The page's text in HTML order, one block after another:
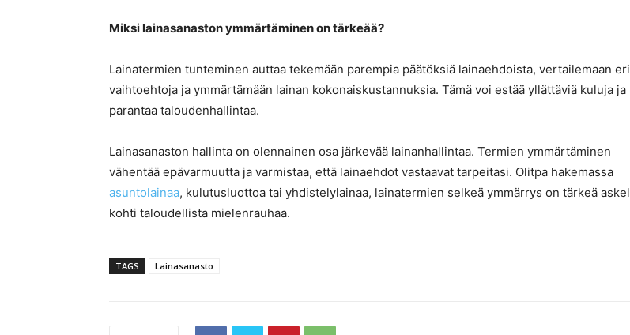
Miksi lainasanaston ymmärtäminen on tärkeää?
Lainatermien tunteminen auttaa tekemään parempia päätöksiä lainaehdoista, vertailemaan eri
vaihtoehtoja ja ymmärtämään lainan kokonaiskustannuksia. Tämä voi estää yllättäviä kuluja ja
parantaa taloudenhallintaa.
Lainasanaston hallinta on olennainen osa järkevää lainanhallintaa. Termien ymmärtäminen
vähentää epävarmuutta ja varmistaa, että lainaehdot vastaavat tarpeitasi. Olitpa hakemassa
asuntolainaa, kulutusluottoa tai yhdistelylainaa, lainatermien selkeä ymmärrys on tärkeä askel
kohti taloudellista mielenrauhaa.
TAGS Lainasanasto